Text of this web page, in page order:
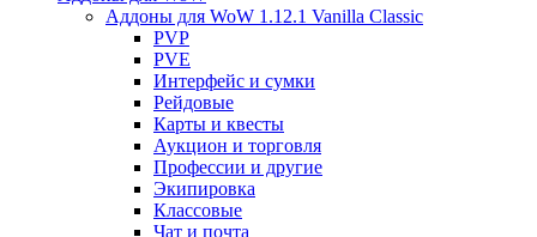
Аддоны для WoW 1.12.1 Vanilla Classic
PVP
PVE
Интерфейс и сумки
Рейдовые
Карты и квесты
Аукцион и торговля
Профессии и другие
Экипировка
Классовые
Чат и почта